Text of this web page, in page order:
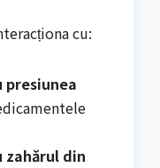
cu:
zahărul din